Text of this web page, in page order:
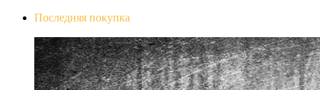
Последняя покупка